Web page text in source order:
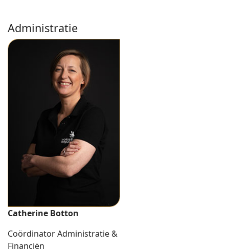
Administratie
Catherine Botton
Coördinator Administratie &
Financiën